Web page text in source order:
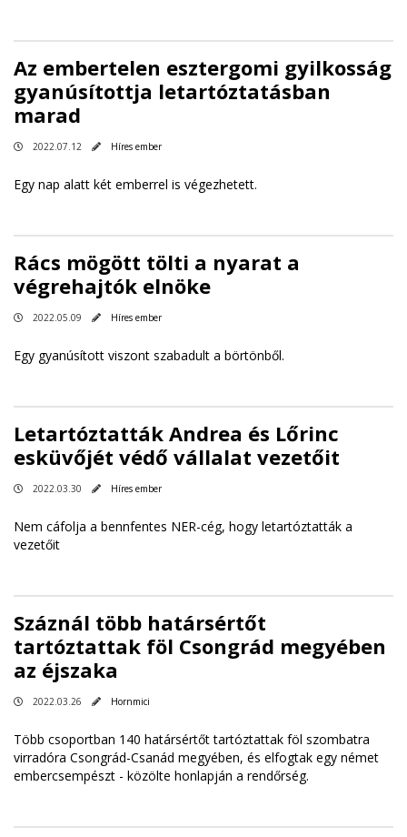
Az embertelen esztergomi gyilkosság
gyanúsítottja letartóztatásban
marad
2022.07.12 Híres ember
Egy nap alatt két emberrel is végezhetett.
Rács mögött tölti a nyarat a
végrehajtók elnöke
2022.05.09 Híres ember
Egy gyanúsított viszont szabadult a börtönből.
Letartóztatták Andrea és Lőrinc
esküvőjét védő vállalat vezetőit
2022.03.30 Híres ember
Nem cáfolja a bennfentes NER-cég, hogy letartóztatták a
vezetőit
Száznál több határsértőt
tartóztattak föl Csongrád megyében
az éjszaka
2022.03.26 Hornmici
Több csoportban 140 határsértőt tartóztattak föl szombatra
virradóra Csongrád-Csanád megyében, és elfogtak egy német
embercsempészt - közölte honlapján a rendőrség.